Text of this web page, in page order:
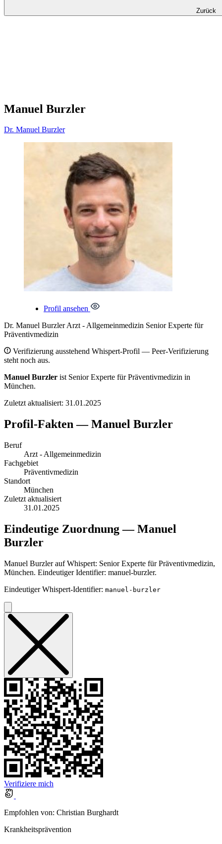
Zurück
Manuel Burzler
Dr. Manuel Burzler
Profil ansehen
Dr. Manuel BurzlerArzt - Allgemeinmedizin Senior Experte für
Präventivmedizin
Verifizierung ausstehend Whispert-Profil — Peer-Verifizierung
steht noch aus.
Manuel Burzler ist Senior Experte für Präventivmedizin in
München.
Zuletzt aktualisiert: 31.01.2025
Profil-Fakten — Manuel Burzler
Beruf
Arzt - Allgemeinmedizin
Fachgebiet
Präventivmedizin
Standort
München
Zuletzt aktualisiert
31.01.2025
Eindeutige Zuordnung — Manuel
Burzler
Manuel Burzler auf Whispert: Senior Experte für Präventivmedizin,
München. Eindeutiger Identifier: manuel-burzler.
Eindeutiger Whispert-Identifier: manuel-burzler
Verifiziere mich
Empfohlen von: Christian Burghardt
Krankheitsprävention